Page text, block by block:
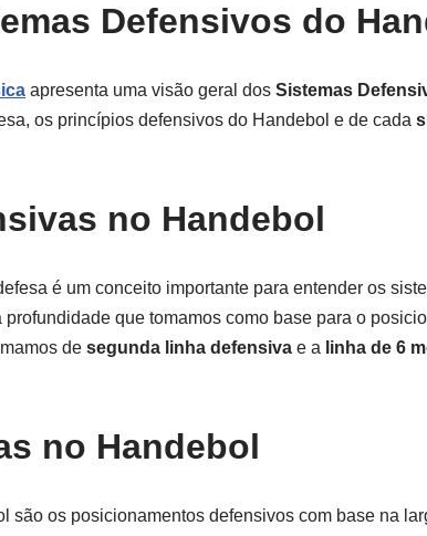
Defensivos do
apresenta uma visão geral dos Sistemas
os princípios defensivos do Handebol e de cada
no Handebol
é um conceito importante para entender os
que tomamos como base para o
de segunda linha defensiva e a linha de 6
no Handebol
são os posicionamentos defensivos com base na